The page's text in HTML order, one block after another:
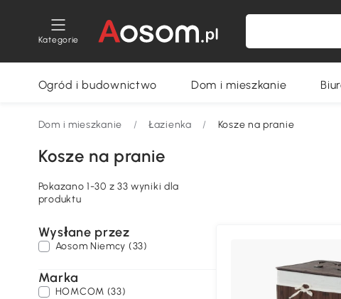
Kategorie
Ogród i budownictwo Dom i mieszkanie
Dom i mieszkanie / Łazienka / Kosze na pranie
Kosze na pranie
Pokazano 1-30 z 33 wyniki dla
produktu
Wysłane przez
Aosom Niemcy (33)
Marka
HOMCOM (33)